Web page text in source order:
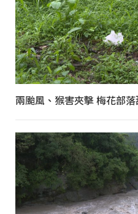
兩颱風、猴害夾擊 梅花部